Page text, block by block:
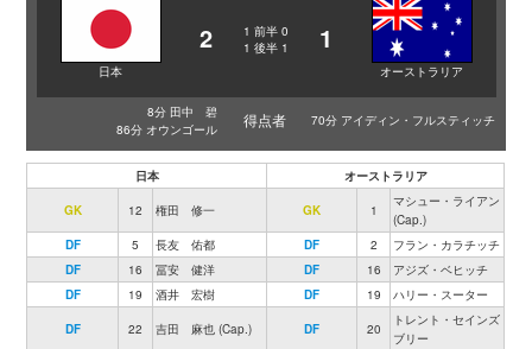
日本
2 1 前半 0
1 後半 1 1
オーストラリア
8分 田中 碧
86分 オウンゴール
得点者 70分 アイディン・フルスティッチ
日本 オーストラリア
GK 12 権田 修一 GK 1
マシュー・ライアン
(Cap.)
DF
5 長友 佑都 DF 2
フラン・カラチッチ
DF
16 冨安 健洋 DF 16
アジズ・ベヒッチ
DF
19 酒井 宏樹 DF 19 ハリー・スーター
DF 22 吉田 麻也 (Cap.) DF 20
トレント・セインズ
ブリー